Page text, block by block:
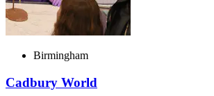
Birmingham
Cadbury World